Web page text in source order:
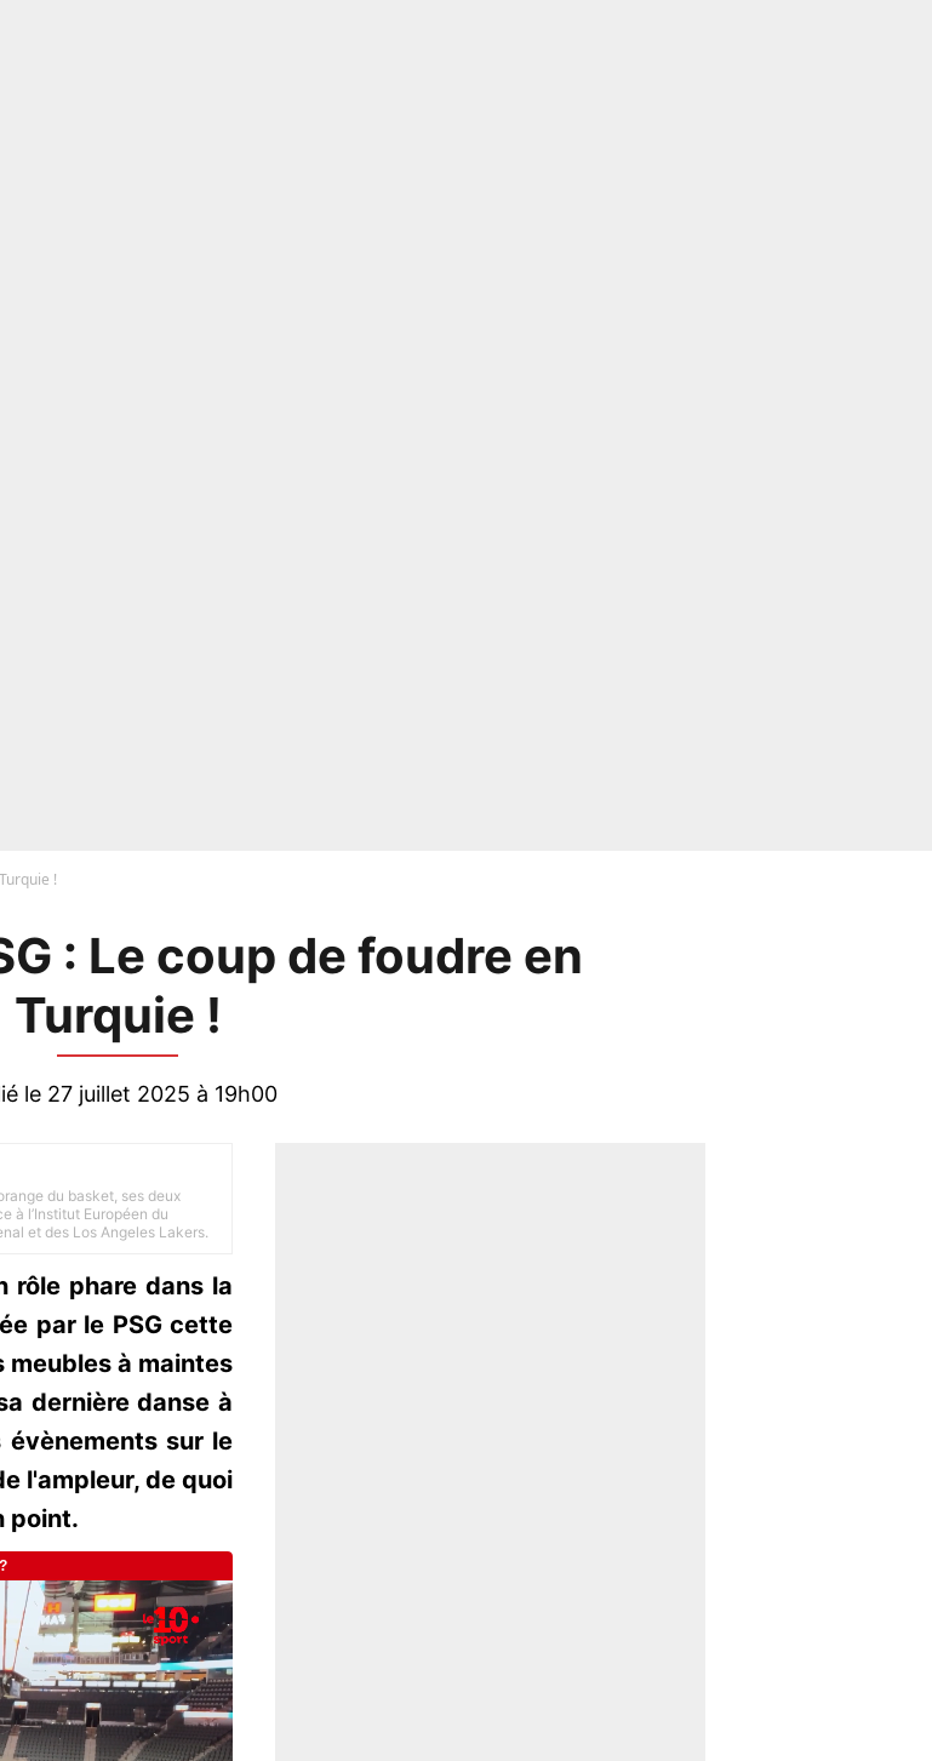
!
: Le coup de foudre en
Turquie !
le 27 juillet 2025 à 19h00
du basket, ses deux
à l’Institut Européen du
et des Los Angeles Lakers.
rôle phare dans la
par le PSG cette
meubles à maintes
dernière danse à
sur le
l'ampleur, de quoi
point.